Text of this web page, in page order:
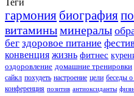
гармония биография
витаминыминералы
бег здоровое питание
конвенция жизнь фитнес
оздоровление домашние тренировки
сайкл похудеть настроение цели беседы
конференция позитив антиоксиданты